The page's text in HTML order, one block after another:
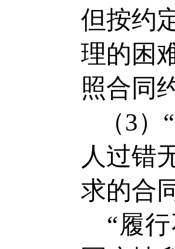
但按约
理的困
照合同
（3
人过错
求的合
“履